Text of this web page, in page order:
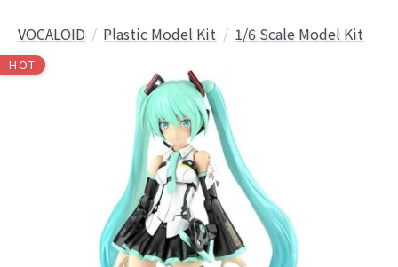
VOCALOID Plastic Model Kit 1/6 Scale Model Kit
HOT